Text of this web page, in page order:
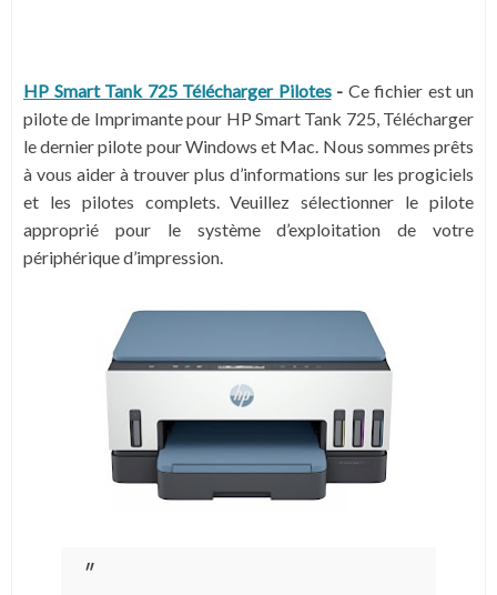
HP Smart Tank 725 Télécharger Pilotes- Ce fichier est un
pilote de Imprimante pour HP Smart Tank 725, Télécharger
le dernier pilote pour Windows et Mac. Nous sommes prêts
à vous aider à trouver plus d’informations sur les progiciels
et les pilotes complets. Veuillez sélectionner le pilote
approprié pour le système d’exploitation de votre
périphérique d’impression.